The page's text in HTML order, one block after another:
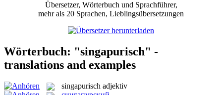
Übersetzer, Wörterbuch und Sprachführer,
mehr als 20 Sprachen, Lieblingsübersetzungen
Wörterbuch: "singapurisch" -
translations and examples
singapurisch adjektiv